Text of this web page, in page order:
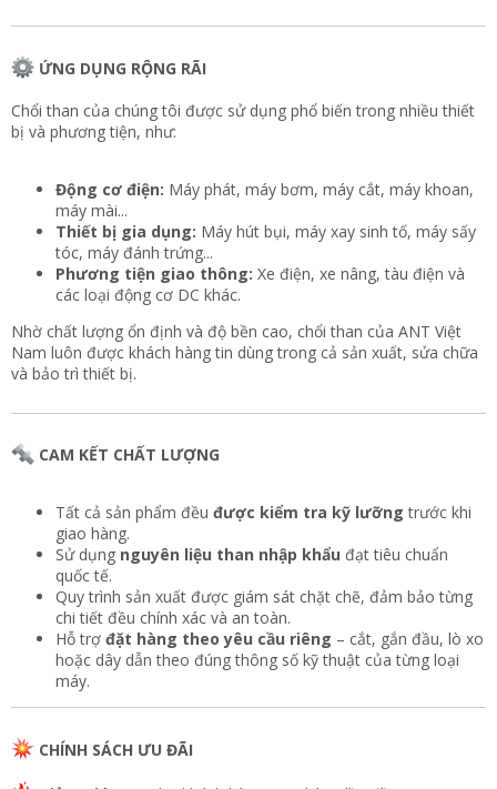
ỨNG DỤNG RỘNG RÃI
Chổi than của chúng tôi được sử dụng phổ biến trong nhiều thiết
bị và phương tiện, như:
Động cơ điện: Máy phát, máy bơm, máy cắt, máy khoan,
máy mài...
Thiết bị gia dụng: Máy hút bụi, máy xay sinh tố, máy sấy
tóc, máy đánh trứng...
Phương tiện giao thông: Xe điện, xe nâng, tàu điện và
các loại động cơ DC khác.
Nhờ chất lượng ổn định và độ bền cao, chổi than của ANT Việt
Nam luôn được khách hàng tin dùng trong cả sản xuất, sửa chữa
và bảo trì thiết bị.
CAM KẾT CHẤT LƯỢNG
Tất cả sản phẩm đều được kiểm tra kỹ lưỡng trước khi
giao hàng.
Sử dụng nguyên liệu than nhập khẩu đạt tiêu chuẩn
quốc tế.
Quy trình sản xuất được giám sát chặt chẽ, đảm bảo từng
chi tiết đều chính xác và an toàn.
Hỗ trợ đặt hàng theo yêu cầu riêng – cắt, gắn đầu, lò xo
hoặc dây dẫn theo đúng thông số kỹ thuật của từng loại
máy.
CHÍNH SÁCH ƯU ĐÃI